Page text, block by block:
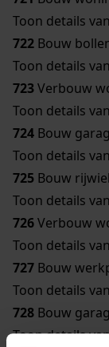
Toon details
722 Bouw
Toon details
723Verbouw
Toon details
724 Bouw
Toon details
725 Bouw
Toon details
726Verbouw
Toon details
727 Bouw
Toon details
728 Bouw
Toon details